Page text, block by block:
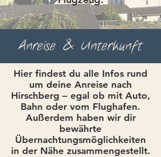
Anreise & Unterkunft
Hier findest du alle Infos rund
um deine Anreise nach
Hirschberg – egal ob mit Auto,
Bahn oder vom Flughafen.
Außerdem haben wir dir
bewährte
Übernachtungsmöglichkeiten
in der Nähe zusammengestellt.